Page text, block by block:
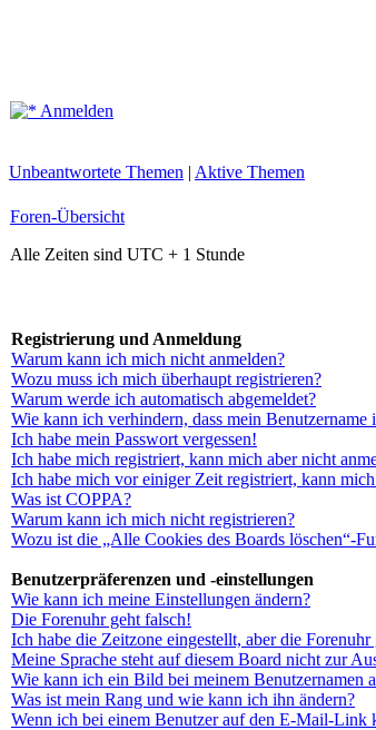
Anmelden
Unbeantwortete Themen | Aktive Themen
Foren-Übersicht
Alle Zeiten sind UTC + 1 Stunde
Registrierung und Anmeldung
Warum kann ich mich nicht anmelden?
Wozu muss ich mich überhaupt registrieren?
Warum werde ich automatisch abgemeldet?
Wie kann ich verhindern, dass mein
Ich habe mein Passwort vergessen!
Ich habe mich registriert, kann mich aber nicht
Ich habe mich vor einiger Zeit registriert, kann
Was ist COPPA?
Warum kann ich mich nicht registrieren?
Wozu ist die „Alle Cookies des Boards löschen“-
Benutzerpräferenzen und -einstellungen
Wie kann ich meine Einstellungen ändern?
Die Forenuhr geht falsch!
Ich habe die Zeitzone eingestellt, aber die
Meine Sprache steht auf diesem Board nicht zur
Wie kann ich ein Bild bei meinem Benutzernamen
Was ist mein Rang und wie kann ich ihn ändern?
Wenn ich bei einem Benutzer auf den E-Mail-Link